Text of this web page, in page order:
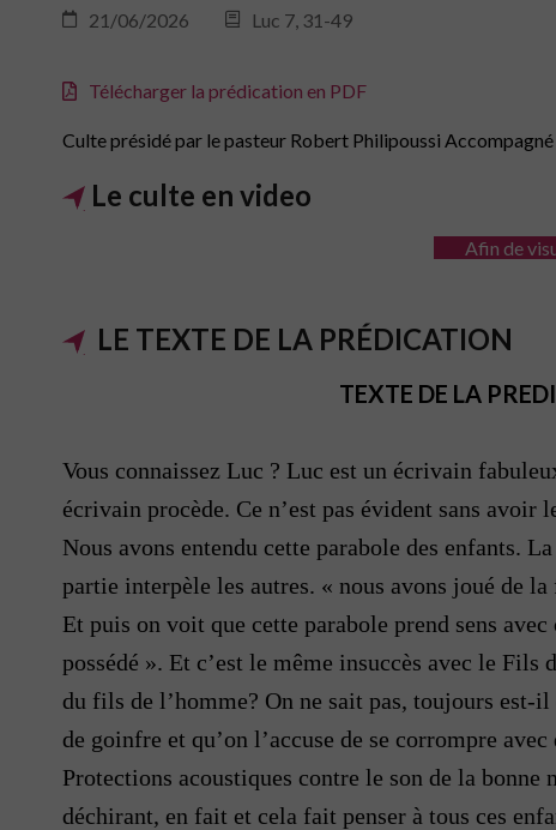
21/06/2026 Luc 7, 31-49
Télécharger la prédication en PDF
Culte présidé par le pasteur Robert Philipoussi Accompagné
Le culte en video
Afin de
LE TEXTE DE LA PRÉDICATION
TEXTE DE LA
Vous connaissez Luc ? Luc est un écrivain
écrivain procède. Ce n’est pas évident sans
Nous avons entendu cette parabole des enfants.
partie interpèle les autres. « nous avons joué de
Et puis on voit que cette parabole prend sens
possédé ». Et c’est le même insuccès avec le
du fils de l’homme? On ne sait pas, toujours
de goinfre et qu’on l’accuse de se corrompre
Protections acoustiques contre le son de la
déchirant, en fait et cela fait penser à tous ces